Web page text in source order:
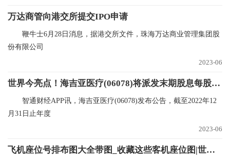
万达商管向港交所提交IPO申请
鞭牛士6月28日消息，据港交所文件，珠海万达商业管理集团股
份有限公司
2023-06
世界今亮点！海吉亚医疗(06078)将派发末期股息每股0.15元
智通财经APP讯，海吉亚医疗(06078)发布公告，截至2022年12
月31日止年度
2023-06
飞机座位号排布图大全带图_收藏这些客机座位图|世界观点